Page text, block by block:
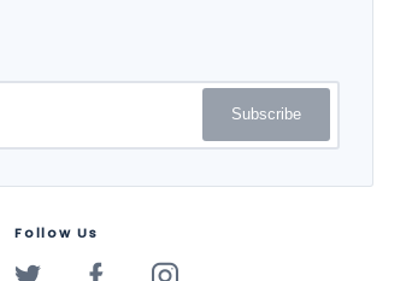
Subscribe
Follow Us